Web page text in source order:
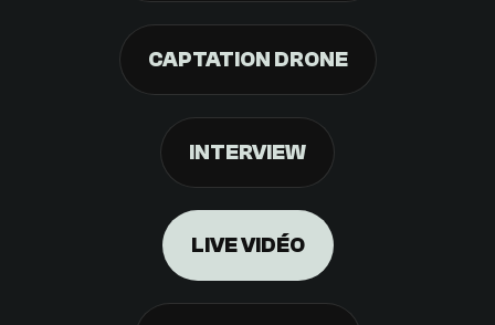
CAPTATION DRONE
INTERVIEW
LIVE VIDÉO